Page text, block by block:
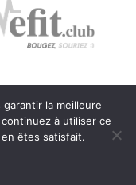
la meilleure
à utiliser ce
êtes satisfait.